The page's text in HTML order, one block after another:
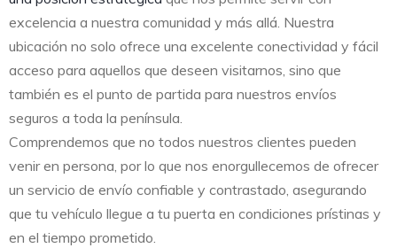
excelencia a nuestra comunidad y más allá. Nuestra
ubicación no solo ofrece una excelente conectividad y fácil
acceso para aquellos que deseen visitarnos, sino que
también es el punto de partida para nuestros envíos
seguros a toda la península.
Comprendemos que no todos nuestros clientes pueden
venir en persona, por lo que nos enorgullecemos de ofrecer
un servicio de envío confiable y contrastado, asegurando
que tu vehículo llegue a tu puerta en condiciones prístinas y
en el tiempo prometido.